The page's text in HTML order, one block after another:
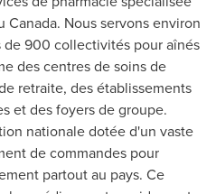
Canada. Nous servons environ
900 collectivités pour aînés
des centres de soins de
retraite, des établissements
et des foyers de groupe.
nationale dotée d'un vaste
de commandes pour
partout au pays. Ce